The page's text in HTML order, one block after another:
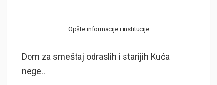
Opšte informacije i institucije
Dom za smeštaj odraslih i starijih Kuća
nege...